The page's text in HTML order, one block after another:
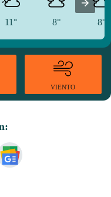
11° 8° 8°
VIENTO